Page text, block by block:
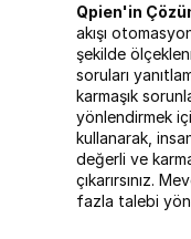
Qpien'in
akışı
şekilde
soruları
karmaşık
yönlendirmek
kullanarak,
değerli ve
çıkarırsınız.
fazla talebi